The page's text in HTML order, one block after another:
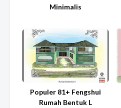
Minimalis
Populer 81+ Fengshui
Rumah Bentuk L